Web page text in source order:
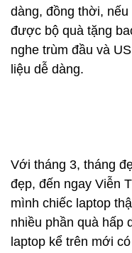
dàng, đồng thời,
được bộ quà tặng
nghe trùm đầu và
liệu dễ dàng.
Với tháng 3, tháng
đẹp, đến ngay Viễn
mình chiếc laptop
nhiều phần quà hấp
laptop kể trên mới